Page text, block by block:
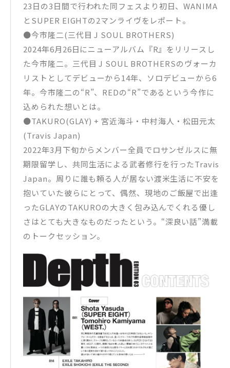
23日の3日間で行われた同フェスより初日、WANIMA
とSUPER EIGHTの2マンライヴをレポート。
●今市隆二(三代目 J SOUL BROTHERS)
2024年6月26日にニューアルバム『R』をリリースし
た今市隆二。三代目 J SOUL BROTHERSのヴォーカ
リストとしてデビューから14年、ソロデビューから6
年。今市隆二の“R”、REDの“R”であるという今作に
込められた想いとは。
●TAKURO(GLAY) + 宮近海斗・中村海人・松田元太
(Travis Japan)
2022年3月下旬からメンバー全員でロサンゼルスに無
期限留学し、共同生活による武者修行を行ったTravis
Japan。周りに誰も頼る人が居ない渡米生活に不安を
抱いていた彼らにとって、偶然、現地のご飯屋で出逢
ったGLAYのTAKUROの大きく包み込んでくれる優し
さはとても大きなものだったという。“深良い話”満載
のトークセッション。